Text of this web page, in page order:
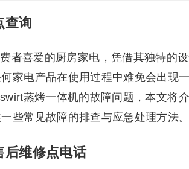
查询
者喜爱的厨房家电，凭借其独特的
家电产品在使用过程中难免会出现
蒸烤一体机的故障问题，本文将
些常见故障的排查与应急处理方法。
维修点电话